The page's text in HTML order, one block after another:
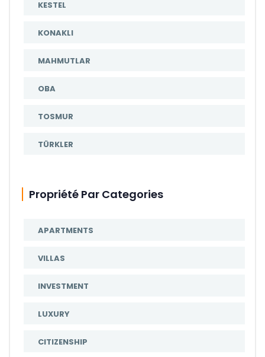
KESTEL
KONAKLI
MAHMUTLAR
OBA
TOSMUR
TÜRKLER
Propriété Par Categories
APARTMENTS
VILLAS
INVESTMENT
LUXURY
CITIZENSHIP